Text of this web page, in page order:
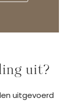
uit?
uitgevoerd